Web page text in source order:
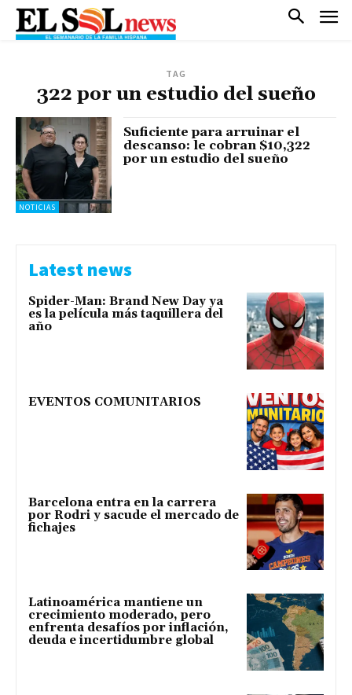
TAG
322 por un estudio del sueño
NOTICIAS
Suficiente para arruinar el
descanso: le cobran $10,322
por un estudio del sueño
Latest news
Spider-Man: Brand New Day ya
es la película más taquillera del
año
EVENTOS COMUNITARIOS
Barcelona entra en la carrera
por Rodri y sacude el mercado de
fichajes
Latinoamérica mantiene un
crecimiento moderado, pero
enfrenta desafíos por inflación,
deuda e incertidumbre global